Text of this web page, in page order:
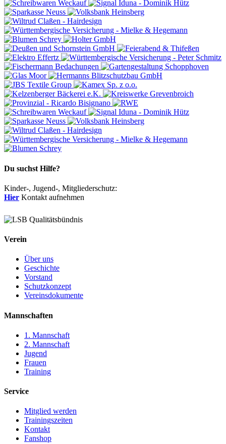
Du suchst Hilfe?
Kinder-, Jugend-, Mitgliederschutz:
Hier Kontakt aufnehmen
Verein
Über uns
Geschichte
Vorstand
Schutzkonzept
Vereinsdokumente
Mannschaften
1. Mannschaft
2. Mannschaft
Jugend
Frauen
Training
Service
Mitglied werden
Trainingszeiten
Kontakt
Fanshop